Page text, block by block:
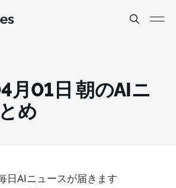
月01日 朝のAIニ
め
日AIニュースが届きます